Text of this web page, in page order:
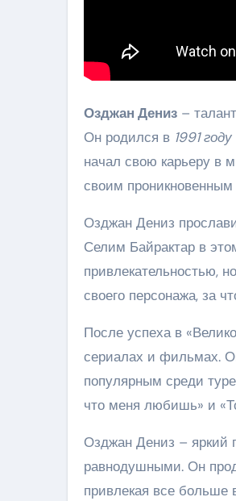
Озджан Дениз –
Он родился в 1991 году
начал свою карьеру в
своим
Озджан Дениз
Селим Байрактар в
привлекательностью,
своего персонажа, за
После успеха в
сериалах и фильмах.
популярным среди
что меня любишь» и
Озджан Дениз – яркий
равнодушными. Он
привлекая все больше